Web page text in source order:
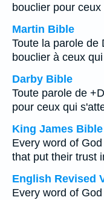
bouclier pour
Martin Bible
Toute la parole de
bouclier à ceux
Darby Bible
Toute parole de
pour ceux qui
King James Bible
Every word of God
that put their trust
English Revised
Every word of